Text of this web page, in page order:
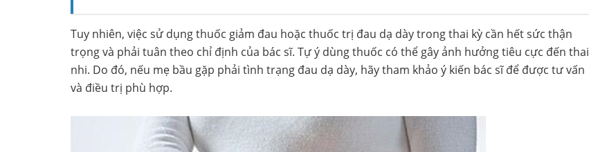
Tuy nhiên, việc sử dụng thuốc giảm đau hoặc thuốc trị đau dạ dày trong thai kỳ cần hết sức thận
trọng và phải tuân theo chỉ định của bác sĩ. Tự ý dùng thuốc có thể gây ảnh hưởng tiêu cực đến thai
nhi. Do đó, nếu mẹ bầu gặp phải tình trạng đau dạ dày, hãy tham khảo ý kiến bác sĩ để được tư vấn
và điều trị phù hợp.